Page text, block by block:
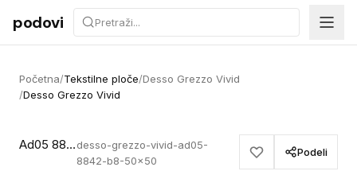
Preskoči na sadržaj
podovi
Početna/Tekstilne ploče/Desso Grezzo Vivid
/Desso Grezzo Vivid
Ad05 8842 B8desso-grezzo-vivid-ad05-
8842-b8-50x50
Podeli